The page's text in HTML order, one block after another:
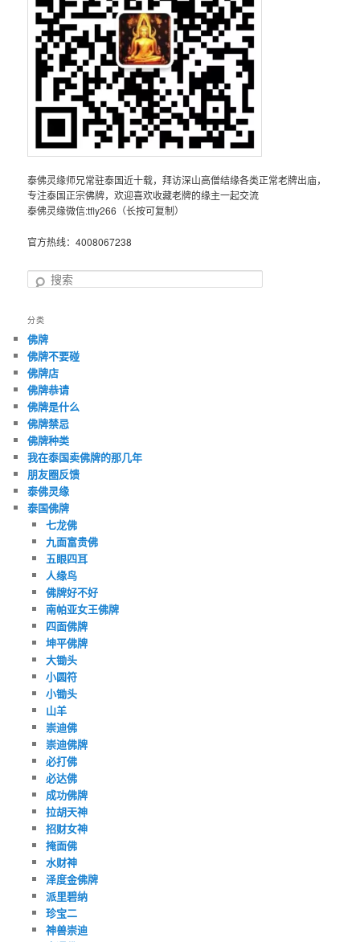
泰佛灵缘师兄常驻泰国近十载，拜访深山高僧结缘各类正常老牌出庙，
专注泰国正宗佛牌，欢迎喜欢收藏老牌的缘主一起交流
泰佛灵缘微信:tfly266（长按可复制）
官方热线：4008067238
搜
分类
佛牌
佛牌不要碰
佛牌店
佛牌恭请
佛牌是什么
佛牌禁忌
佛牌种类
我在泰国卖佛牌的那几年
朋友圈反馈
泰佛灵缘
泰国佛牌
七龙佛
九面富贵佛
五眼四耳
人缘鸟
佛牌好不好
南帕亚女王佛牌
四面佛牌
坤平佛牌
大锄头
小圆符
小锄头
山羊
崇迪佛
崇迪佛牌
必打佛
必达佛
成功佛牌
拉胡天神
招财女神
掩面佛
水财神
泽度金佛牌
派里碧纳
珍宝二
神兽崇迪